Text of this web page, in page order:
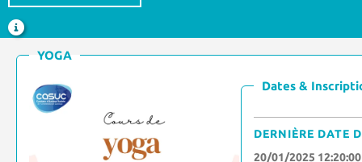
YOGA
Dates &
DERNIÈRE DATE
20/01/2025 12:20:00